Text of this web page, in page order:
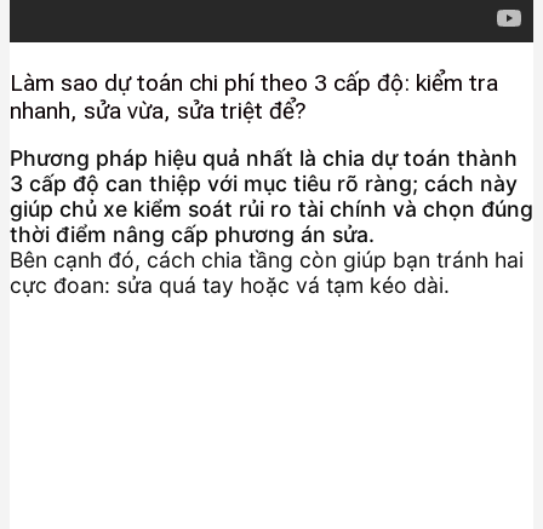
Làm sao dự toán chi phí theo 3 cấp độ: kiểm tra
nhanh, sửa vừa, sửa triệt để?
Phương pháp hiệu quả nhất là chia dự toán thành
3 cấp độ can thiệp với mục tiêu rõ ràng; cách này
giúp chủ xe kiểm soát rủi ro tài chính và chọn đúng
thời điểm nâng cấp phương án sửa.
Bên cạnh đó, cách chia tầng còn giúp bạn tránh hai
cực đoan: sửa quá tay hoặc vá tạm kéo dài.